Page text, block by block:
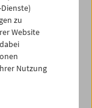
zu
Website
Nutzung